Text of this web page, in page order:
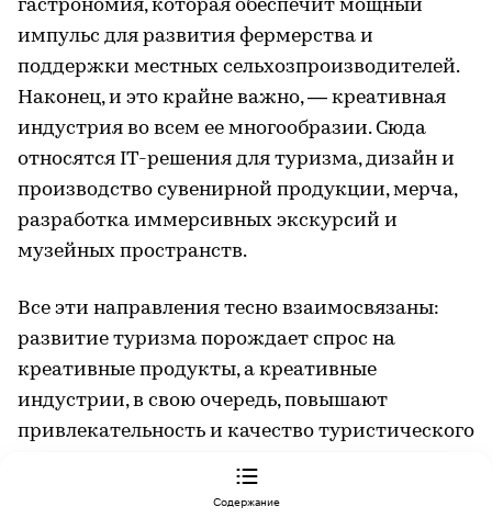
гастрономия, которая обеспечит мощный
импульс для развития фермерства и
поддержки местных сельхозпроизводителей.
Наконец, и это крайне важно, — креативная
индустрия во всем ее многообразии. Сюда
относятся IT-решения для туризма, дизайн и
производство сувенирной продукции, мерча,
разработка иммерсивных экскурсий и
музейных пространств.
Все эти направления тесно взаимосвязаны:
развитие туризма порождает спрос на
креативные продукты, а креативные
индустрии, в свою очередь, повышают
привлекательность и качество туристического
Содержание